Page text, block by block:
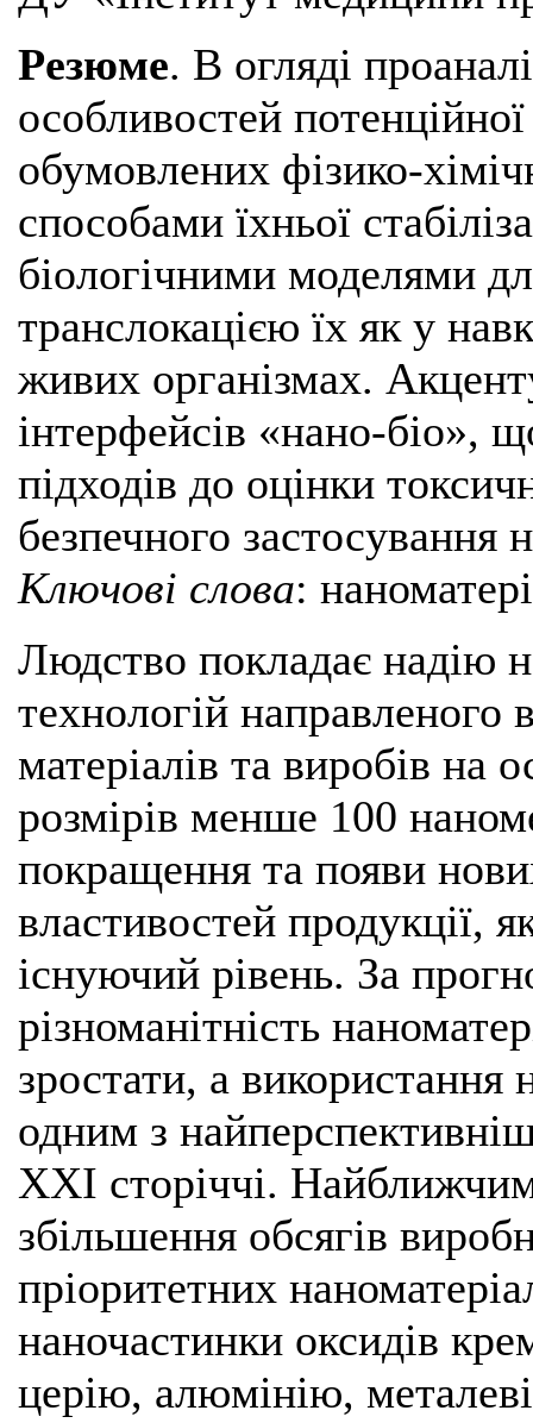
Резюме. В огляді
особливостей
обумовлених фізико-
способами їхньої
біологічними моделями
транслокацією їх як у
живих організмах.
інтерфейсів «нано-біо»,
підходів до оцінки
безпечного застосування
Ключові слова:
Людство покладає надію
технологій направленого
матеріалів та виробів на
розмірів менше 100
покращення та появи
властивостей продукції,
існуючий рівень. За
різноманітність
зростати, а
одним з
XXI сторіччі. Найближчим
збільшення обсягів
пріоритетних
наночастинки оксидів
церію, алюмінію,